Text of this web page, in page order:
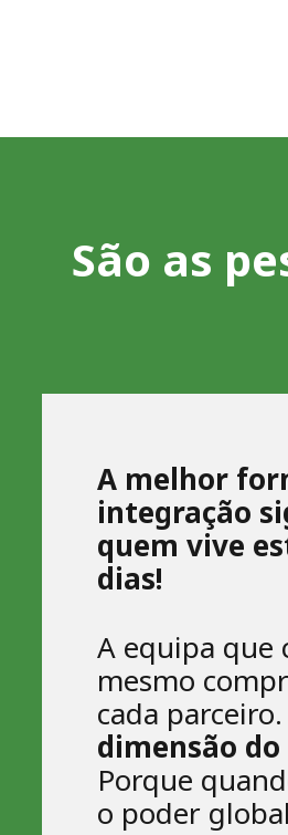
São as
A melhor
integração
quem vive
dias!
A equipa que
mesmo
cada parceiro.
dimensão
Porque
o poder